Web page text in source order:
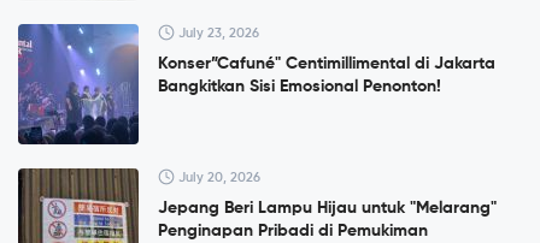
July 23, 2026
Konser”Cafuné" Centimillimental di Jakarta
Bangkitkan Sisi Emosional Penonton!
July 20, 2026
Jepang Beri Lampu Hijau untuk "Melarang"
Penginapan Pribadi di Pemukiman